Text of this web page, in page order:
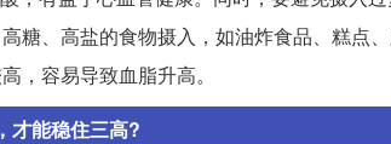
糖、高盐的食物摄入，如油炸食品、糕点
，容易导致血脂升高。
才能稳住三高?